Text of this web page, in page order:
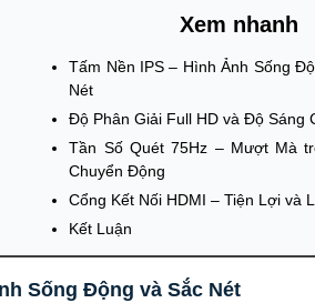
Xem nhanh
Tấm Nền IPS – Hình Ảnh Sống
Nét
Độ Phân Giải Full HD và Độ Sáng
Tần Số Quét 75Hz – Mượt Mà
Chuyển Động
Cổng Kết Nối HDMI – Tiện Lợi và
Kết Luận
Sống Động và Sắc Nét